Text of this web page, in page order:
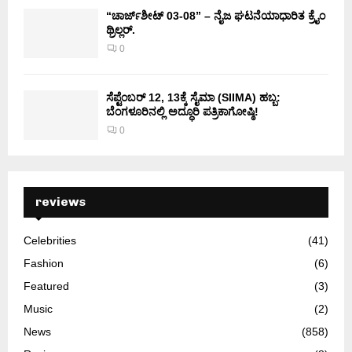
“ಚಾರ್ಜ್‌ಶೀಟ್ 03-08” – ನೈಜ ಘಟನೆಯಾಧಾರಿತ ಕ್ರೈಂ
ಥ್ರಿಲ್ಲರ್.
0
ಸೆಪ್ಟೆಂಬರ್ 12, 13ಕ್ಕೆ ಸೈಮಾ (SIIMA) ಹಬ್ಬ:
ಬೆಂಗಳೂರಿನಲ್ಲಿ ಅದ್ಧೂರಿ ಪತ್ರಿಕಾಗೋಷ್ಠಿ!
0
reviews
Celebrities
(41)
Fashion
(6)
Featured
(3)
Music
(2)
News
(858)